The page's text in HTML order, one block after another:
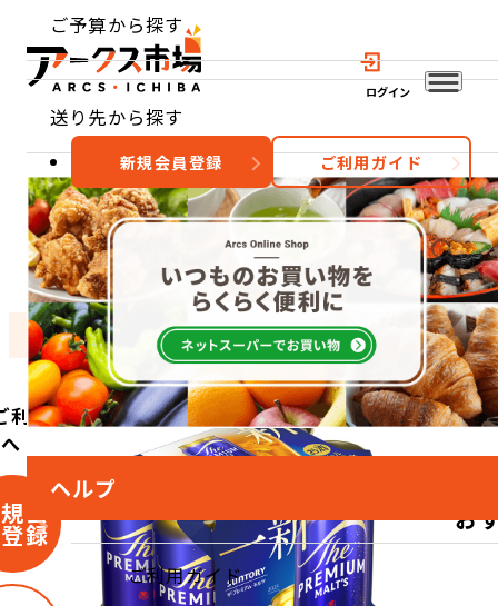
ログイン
ご予算から探す
送り先から探す
ヘルプ
ご利用ガイド
新規会員登録 ご利用ガイド
おすすめ 特集 カテゴリー
利用
会
録
お